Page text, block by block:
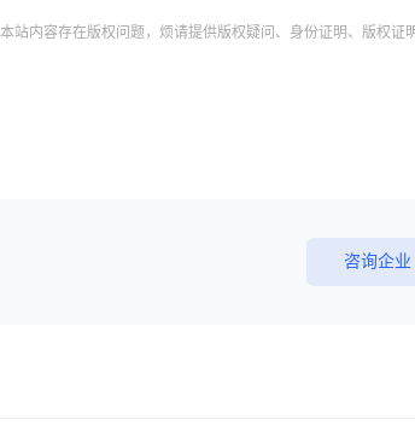
站内容存在版权问题，烦请提供版权疑问、身份证明、版权证
咨询企业